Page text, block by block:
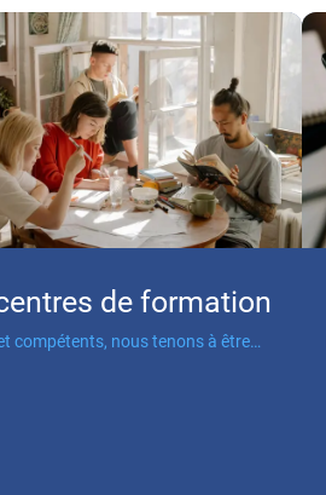
de formation
compétents, nous tenons à être